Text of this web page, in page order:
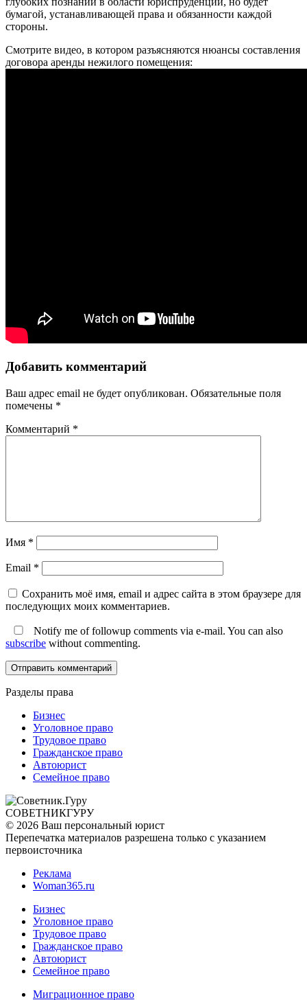
бумагой, устанавливающей права и обязанности каждой
стороны.
Смотрите видео, в котором разъясняются нюансы составления
договора аренды нежилого помещения:
Добавить комментарий
Ваш адрес email не будет опубликован. Обязательные поля
помечены *
Комментарий *
Имя *
Email *
Сохранить моё имя, email и адрес сайта в этом браузере для
последующих моих комментариев.
Notify me of followup comments via e-mail. You can also
subscribe without commenting.
Разделы права
Бизнес
Уголовное право
Трудовое право
Гражданское право
Автоюрист
Семейное право
СОВЕТНИКГУРУ
© 2026 Ваш персональный юрист
Перепечатка материалов разрешена только с указанием
первоисточника
Реклама
Woman365.ru
Бизнес
Уголовное право
Трудовое право
Гражданское право
Автоюрист
Семейное право
Миграционное право